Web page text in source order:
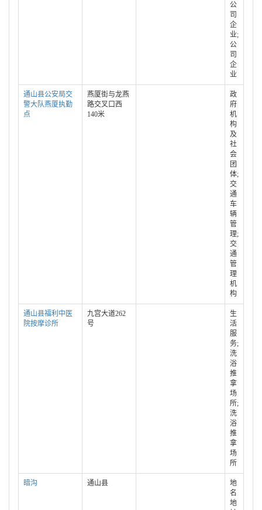
公
司
企
业;
公
司
企
业
通山县公安局交
警大队燕厦执勤
点
燕厦街与龙燕
路交叉口西
140米
政
府
机
构
及
社
会
团
体;
交
通
车
辆
管
理;
交
通
管
理
机
构
通山县福利中医
院按摩诊所
九宫大道262
号
生
活
服
务;
洗
浴
推
拿
场
所;
洗
浴
推
拿
场
所
暗沟 通山县
地
名
地